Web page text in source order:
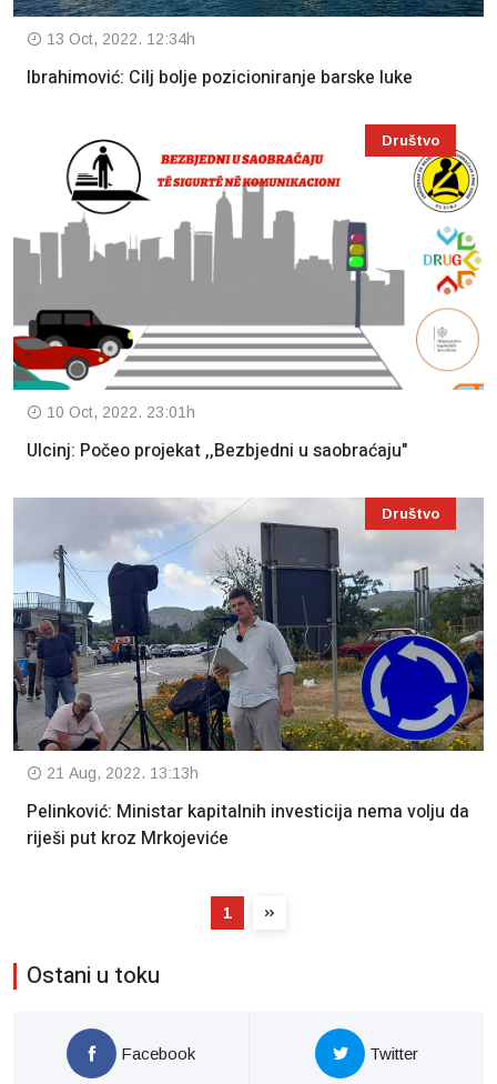
13 Oct, 2022. 12:34h
Ibrahimović: Cilj bolje pozicioniranje barske luke
Društvo
10 Oct, 2022. 23:01h
Ulcinj: Počeo projekat ,,Bezbjedni u saobraćaju"
Društvo
21 Aug, 2022. 13:13h
Pelinković: Ministar kapitalnih investicija nema volju da
riješi put kroz Mrkojeviće
1
Ostani u toku
Facebook Twitter